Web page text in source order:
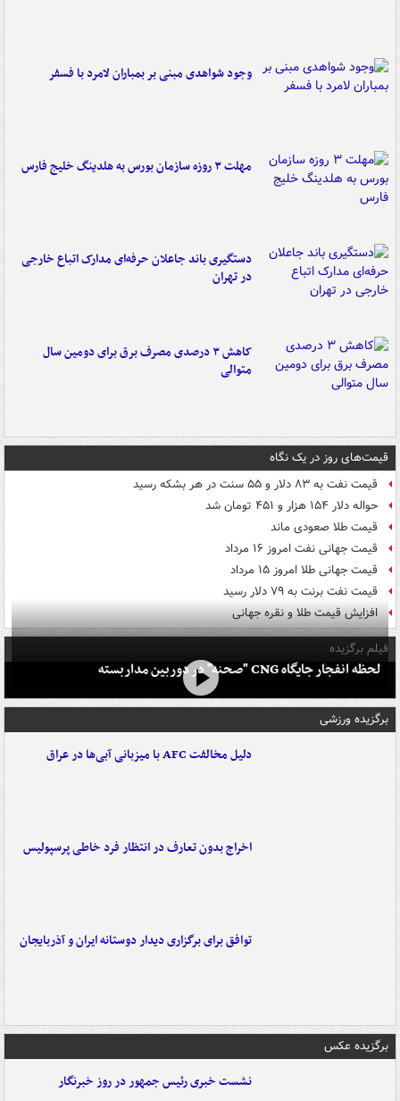
وجود شواهدی مبنی بر بمباران لامرد با فسفر
مهلت ۳ روزه سازمان بورس به هلدینگ خلیج فارس
دستگیری باند جاعلان حرفه‌ای مدارک اتباع خارجی
در تهران
کاهش ۳ درصدی مصرف برق برای دومین سال
متوالی
قیمت‌های روز در یک نگاه
قیمت نفت به ۸۳ دلار و ۵۵ سنت در هر بشکه رسید
حواله دلار ۱۵۴ هزار و ۴۵۱ تومان شد
قیمت طلا صعودی ماند
قیمت جهانی نفت امروز ۱۶ مرداد
قیمت جهانی طلا امروز ۱۵ مرداد
قیمت نفت برنت به ۷۹ دلار رسید
افزایش قیمت طلا و نقره جهانی
فیلم برگزیده
لحظه انفجار جایگاه CNG "صحنه" در دوربین مداربسته
برگزیده ورزشی
دلیل مخالفت AFC با میزبانی آبی‌ها در عراق
اخراج بدون تعارف در انتظار فرد خاطی پرسپولیس
توافق برای برگزاری دیدار دوستانه ایران و آذربایجان
برگزیده عکس
نشست خبری رئیس جمهور در روز خبرنگار